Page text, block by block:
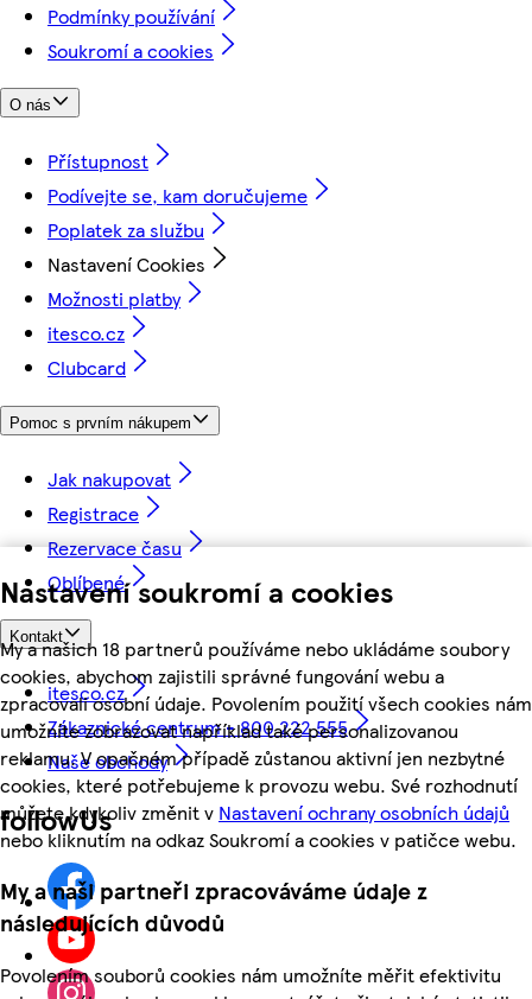
Nastavení soukromí a cookies
My a našich 18 partnerů používáme nebo ukládáme soubory
cookies, abychom zajistili správné fungování webu a
zpracovali osobní údaje. Povolením použití všech cookies nám
umožníte zobrazovat například také personalizovanou
reklamu. V opačném případě zůstanou aktivní jen nezbytné
cookies, které potřebujeme k provozu webu. Své rozhodnutí
můžete kdykoliv změnit v Nastavení ochrany osobních údajů
nebo kliknutím na odkaz Soukromí a cookies v patičce webu.
My a naši partneři zpracováváme údaje z
následujících důvodů
Povolením souborů cookies nám umožníte měřit efektivitu
Podmínky používání
Soukromí a cookies
O nás
Přístupnost
Podívejte se, kam doručujeme
Poplatek za službu
Nastavení Cookies
Možnosti platby
itesco.cz
Clubcard
Pomoc s prvním nákupem
Jak nakupovat
Registrace
Rezervace času
Oblíbené
Kontakt
itesco.cz
Zákaznické centrum - 800 222 555
Naše obchody
followUs